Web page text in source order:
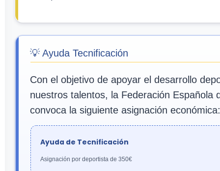
💡 Ayuda Tecnificación
Con el objetivo de apoyar el desarrollo
nuestros talentos, la Federación Española
convoca la siguiente asignación
Ayuda de Tecnificación
Asignación por deportista de 350€